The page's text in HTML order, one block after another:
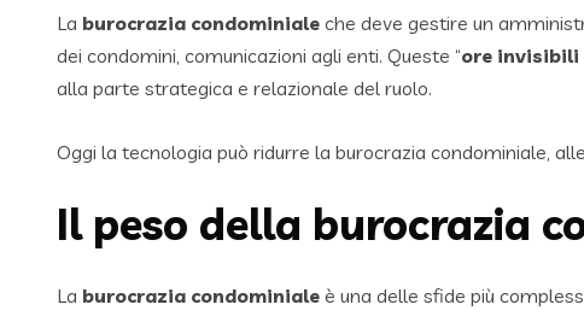
La burocrazia condominiale che deve gestire un
dei condomini, comunicazioni agli enti. Queste “ore invisibili
alla parte strategica e relazionale del ruolo.
Oggi la tecnologia può ridurre la burocrazia condominiale,
Il peso della burocrazia
La burocrazia condominiale è una delle sfide più